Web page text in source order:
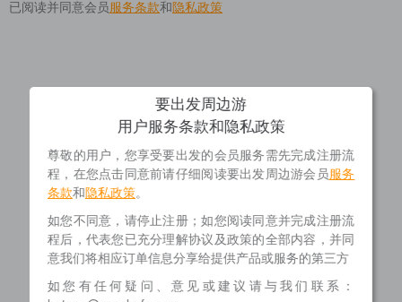
已阅读并同意会员服务条款和 隐私政策
要出发周边游
用户服务条款和隐私政策
尊敬的用户，您享受要出发的会员服务需先完成注册流
程，在您点击同意前请仔细阅读要出发周边游会员服务
条款和隐私政策。
如您不同意，请停止注册；如您阅读同意并完成注册流
程后，代表您已充分理解协议及政策的全部内容，并同
意我们将相应订单信息分享给提供产品或服务的第三方
如您有任何疑问、意见或建议请与我们联系：